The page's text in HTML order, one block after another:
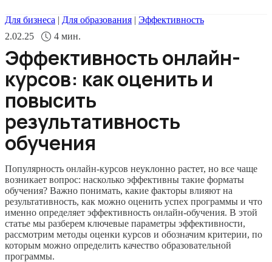
Для бизнеса | Для образования | Эффективность
2.02.25
4 мин.
Эффективность онлайн-
курсов: как оценить и
повысить
результативность
обучения
Популярность онлайн-курсов неуклонно растет, но все чаще
возникает вопрос: насколько эффективны такие форматы
обучения? Важно понимать, какие факторы влияют на
результативность, как можно оценить успех программы и что
именно определяет эффективность онлайн-обучения. В этой
статье мы разберем ключевые параметры эффективности,
рассмотрим методы оценки курсов и обозначим критерии, по
которым можно определить качество образовательной
программы.